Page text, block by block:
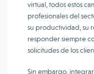
virtual, todos estos
profesionales del
su productividad, su
responder siempre
solicitudes de los
Sin embargo,